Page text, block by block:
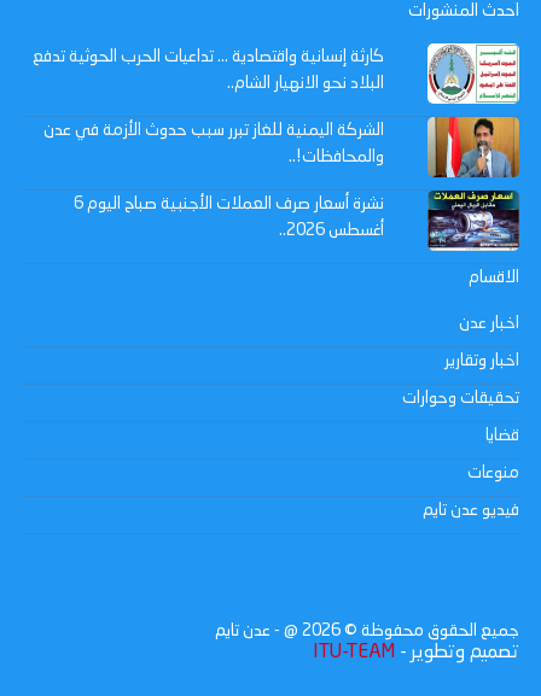
احدث المنشورات
كارثة إنسانية واقتصادية ... تداعيات الحرب الحوثية تدفع
البلاد نحو الانهيار الشام..
الشركة اليمنية للغاز تبرر سبب حدوث الأزمة في عدن
والمحافظات!..
نشرة أسعار صرف العملات الأجنبية صباح اليوم 6
أغسطس 2026..
الاقسام
اخبار عدن
اخبار وتقارير
تحقيقات وحوارات
قضايا
منوعات
فيديو عدن تايم
جميع الحقوق محفوظة © 2026 @ - عدن تايم
تصميم وتطوير - ITU-TEAM